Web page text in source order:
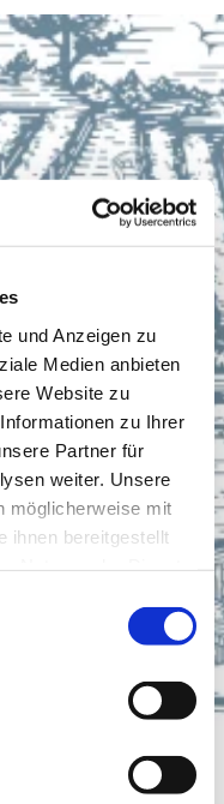
und Anzeigen zu
Medien anbieten
Website zu
zu Ihrer
Partner für
weiter. Unsere
möglicherweise mit
ihnen bereitgestellt